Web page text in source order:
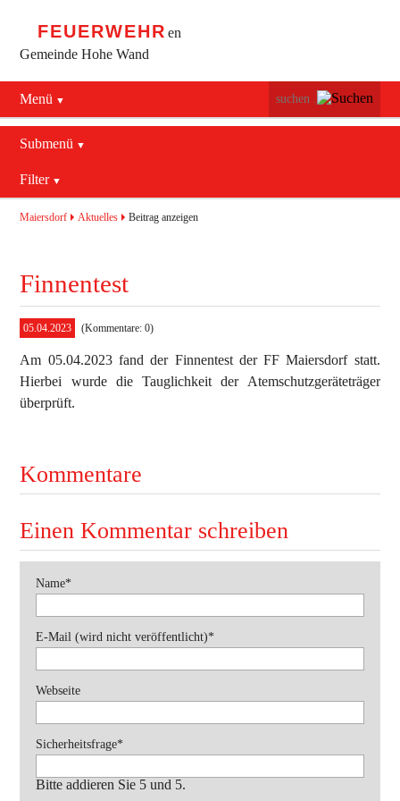
FEUERWEHR en
Gemeinde Hohe Wand
Menü
Navigation
überspringen
Netting
Submenü
überspringen
Aktuelles
Mannschaft
Ausrüstung
Blaulichtzentrum
Feuerwehrhaus (bis 2022)
Fahrzeuge
Termine
Geschichte
Kontakt
Filter
2016
2018
2019
Aktuelles
Allgemein
Bewerbe
Veranstaltungen
Maiersdorf Aktuelles Beitrag anzeigen
Finnentest
05.04.2023 (Kommentare: 0)
Am 05.04.2023 fand der Finnentest der FF Maiersdorf statt.
Hierbei wurde die Tauglichkeit der Atemschutzgeräteträger
überprüft.
Kommentare
Einen Kommentar schreiben
Pflichtfeld
Name*
Pflichtfeld
E-Mail (wird nicht veröffentlicht)*
Webseite
Pflichtfeld
Sicherheitsfrage*
Bitte addieren Sie 5 und 5.